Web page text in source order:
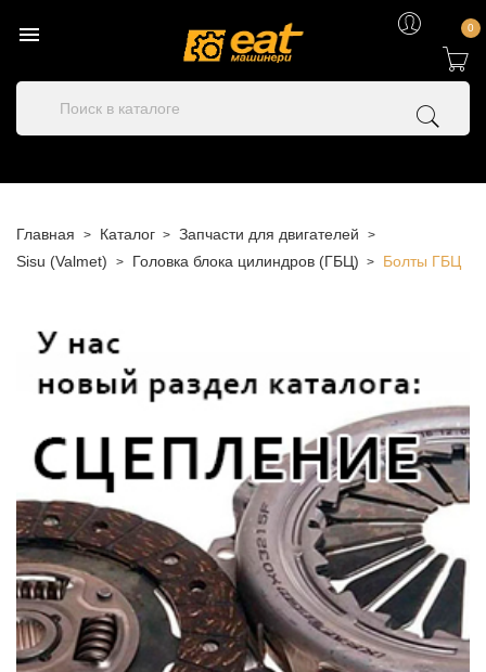
 0
Главная Каталог
Запчасти для двигателей
Sisu (Valmet)
Головка блока цилиндров (ГБЦ) Болты ГБЦ